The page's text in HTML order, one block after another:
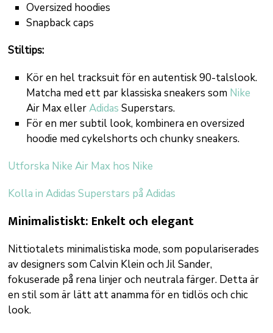
Oversized hoodies
Snapback caps
Stiltips:
Kör en hel tracksuit för en autentisk 90-talslook.
Matcha med ett par klassiska sneakers som Nike
Air Max ellerAdidas Superstars.
För en mer subtil look, kombinera en oversized
hoodie med cykelshorts och chunky sneakers.
Utforska Nike Air Max hos Nike
Kolla in Adidas Superstars på Adidas
Minimalistiskt: Enkelt och elegant
Nittiotalets minimalistiska mode, som populariserades
av designers som Calvin Klein och Jil Sander,
fokuserade på rena linjer och neutrala färger. Detta är
en stil som är lätt att anamma för en tidlös och chic
look.